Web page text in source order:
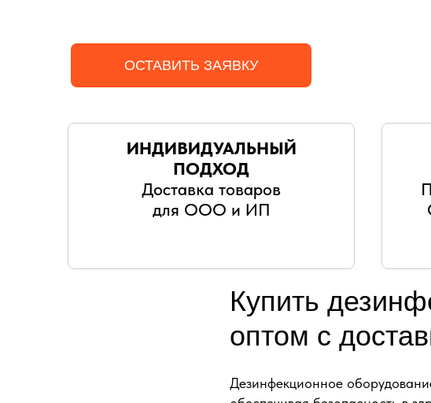
ОСТАВИТЬ ЗАЯВКУ
ИНДИВИДУАЛЬНЫЙ
ПОДХОД
Доставка товаров
для ООО и ИП
Купить
оптом с
Дезинфекционное